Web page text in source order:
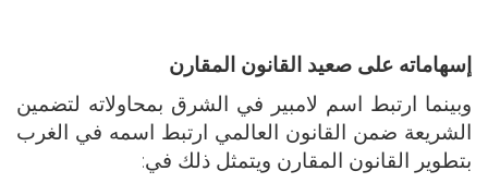
إسهاماته على صعيد القانون المقارن
وبينما ارتبط اسم لامبير في الشرق بمحاولاته لتضمين
الشريعة ضمن القانون العالمي ارتبط اسمه في الغرب
بتطوير القانون المقارن ويتمثل ذلك في: